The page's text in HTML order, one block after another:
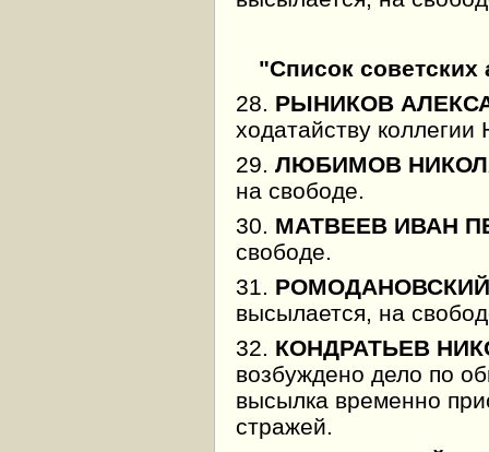
"Список
28. РЫНИКОВ
ходатайству
29. ЛЮБИМОВ
на свободе.
30. МАТВЕЕВ ИВАН
свободе.
31.
высылается, на
32. КОНДРАТЬЕВ
возбуждено дело по
высылка временно
стражей.